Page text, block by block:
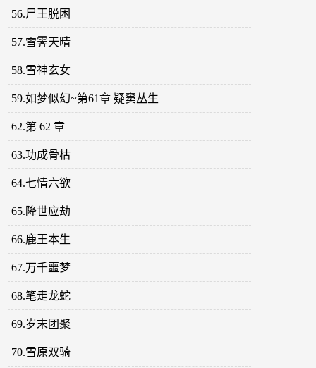
56.尸王脱困
57.雪霁天晴
58.雪神玄女
59.如梦似幻~第61章 疑窦丛生
62.第 62 章
63.功成骨枯
64.七情六欲
65.降世应劫
66.鹿王本生
67.万千噩梦
68.笔走龙蛇
69.岁末团聚
70.雪原双骑